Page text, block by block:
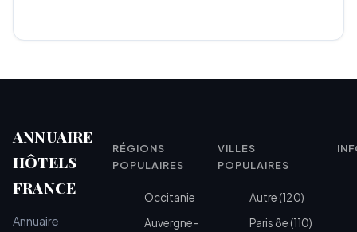
ANNUAIRE
HÔTELS
FRANCE
Annuaire
RÉGIONS
POPULAIRES
Occitanie
Auvergne-
VILLES
POPULAIRES
Autre (120)
Paris 8e (110)